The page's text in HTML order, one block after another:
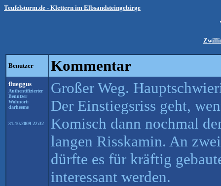
Teufelsturm.de - Klettern im Elbsandsteingebirge
Benutzer Kommentar
flueggus
Authentifizierter
Benutzer
Wohnort:
darheeme
31.10.2009 22:32
Großer Weg.
Der Einstiegsriss geht,
Komisch dann nochmal
langen Risskamin. An
dürfte es für kräftig
interessant werden.